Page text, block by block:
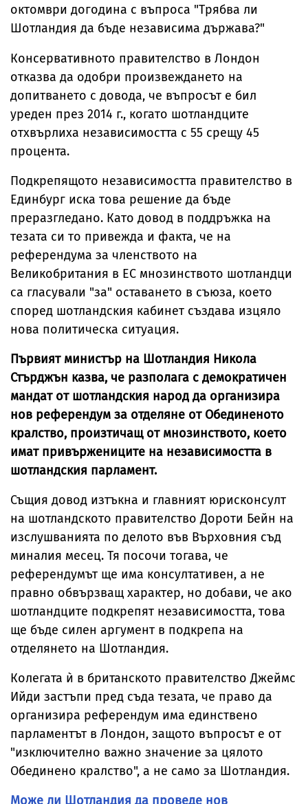
октомври догодина с въпроса "Трябва ли
Шотландия да бъде независима държава?"
Консервативното правителство в Лондон
отказва да одобри произвеждането на
допитването с довода, че въпросът е бил
уреден през 2014 г., когато шотландците
отхвърлиха независимостта с 55 срещу 45
процента.
Подкрепящото независимостта правителство в
Единбург иска това решение да бъде
преразгледано. Като довод в поддръжка на
тезата си то привежда и факта, че на
референдума за членството на
Великобритания в ЕС мнозинството шотландци
са гласували "за" оставането в съюза, което
според шотландския кабинет създава изцяло
нова политическа ситуация.
Първият министър на Шотландия Никола
Стърджън казва, че разполага с демократичен
мандат от шотландския народ да организира
нов референдум за отделяне от Обединеното
кралство, произтичащ от мнозинството, което
имат привържениците на независимостта в
шотландския парламент.
Същия довод изтъкна и главният юрисконсулт
на шотландското правителство Дороти Бейн на
изслушванията по делото във Върховния съд
миналия месец. Тя посочи тогава, че
референдумът ще има консултативен, а не
правно обвързващ характер, но добави, че ако
шотландците подкрепят независимостта, това
ще бъде силен аргумент в подкрепа на
отделянето на Шотландия.
Колегата ѝ в британското правителство Джеймс
Ийди застъпи пред съда тезата, че право да
организира референдум има единствено
парламентът в Лондон, защото въпросът е от
"изключително важно значение за цялото
Обединено кралство", а не само за Шотландия.
Може ли Шотландия да проведе нов